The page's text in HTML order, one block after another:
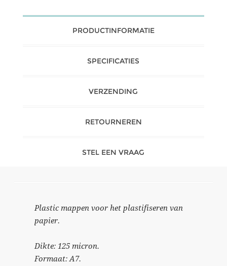
PRODUCTINFORMATIE
SPECIFICATIES
VERZENDING
RETOURNEREN
STEL EEN VRAAG
Plastic mappen voor het plastifiseren van
papier.
Dikte: 125 micron.
Formaat: A7.